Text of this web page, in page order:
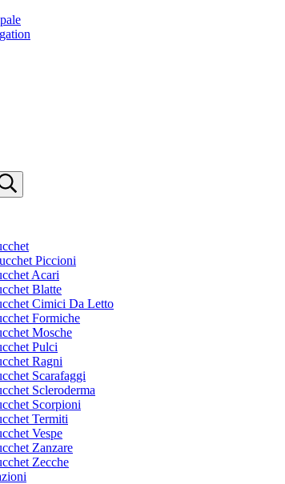
search
Piccioni
Acari
Blatte
Cimici Da Letto
Formiche
Mosche
Pulci
Ragni
Scarafaggi
Scleroderma
Scorpioni
Termiti
Vespe
Zanzare
Zecche